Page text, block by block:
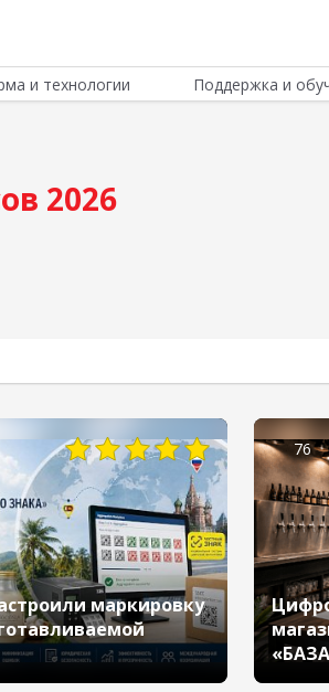
и технологии Поддержка и
2026
маркировку
76